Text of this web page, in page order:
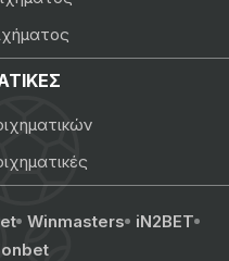
Winmasters
iN2BET